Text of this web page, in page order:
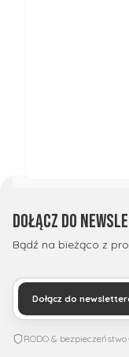
Dołącz do
Bądź na bieżąco z
Dołącz do
RODO & bezpieczeństwo